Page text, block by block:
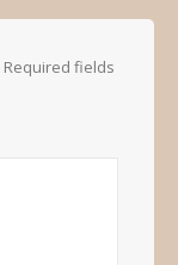
Required fields